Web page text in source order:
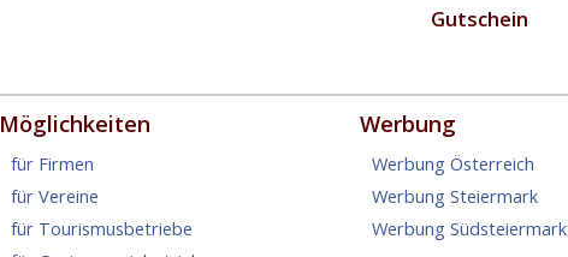
Gutschein
Möglichkeiten
für Firmen
für Vereine
für Tourismusbetriebe
Werbung
Werbung Österreich
Werbung Steiermark
Werbung Südsteiermark